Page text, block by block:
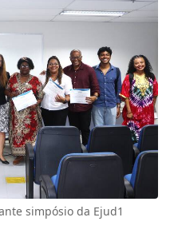
simpósio da Ejud1